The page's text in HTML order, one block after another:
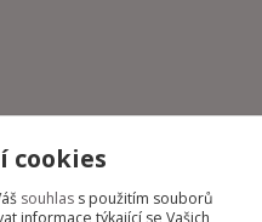
cookies
souhlas s použitím souborů
informace týkající se Vašich